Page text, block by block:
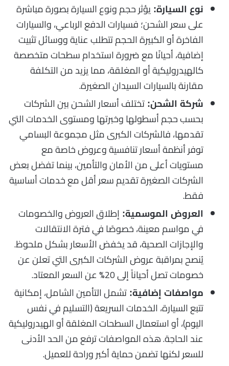
نوع السيارة: يؤثر حجم ونوع السيارة بصورة مباشرة
على سعر الشحن؛ فسيارات الدفع الرباعي، والسيارات
الفاخرة أو الكبيرة الحجم تتطلب عناية ووسائل تثبيت
إضافية، أحيانًا مع ضرورة استخدام سطحات متخصصة
كالهيدروليكية أو المغلقة، مما يزيد من التكلفة
مقارنة بالسيارات السيدان الصغيرة.
شركة الشحن: تختلف أسعار الشحن بين الشركات
بحسب حجم أسطولها وخبرتها ومستوى الخدمات التي
تقدمها، فالشركات الكبرى مثل مجموعة البسامي
توفر أنظمة أسعار تنافسية وعروض خاصة مع
مستويات أعلى من الأمان والتأمين، بينما تفضل بعض
الشركات الصغيرة تقديم سعر أقل مع خدمات أساسية
فقط.
العروض الموسمية: إطلاق العروض والخصومات
في مواسم معينة، خصوصًا في فترة الانتقالات
والإجازات الصحية، قد يخفض الأسعار بشكل ملحوظ.
يُنصح بمراقبة عروض الشركات الكبرى التي تعلن عن
خصومات تصل أحياناً إلى 20% عن السعر المعتاد.
مواصفات إضافية: تشمل التأمين الشامل، إمكانية
تتبع السيارة، الخدمات السريعة (التسليم في نفس
اليوم)، أو استعمال السطحات المغلقة أو الهيدروليكية
عند الحاجة. هذه المواصفات ترفع من الحد الأدنى
للسعر لكنها تضمن حماية أكبر وراحة للعميل.